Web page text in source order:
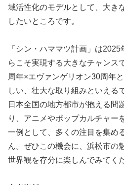
域活性化のモデルとして、大き
したいところです。
「シン・ハママツ計画」は
らこそ実現する大きなチャンス
周年×エヴァンゲリオン30周年
しい、壮大な取り組みといえる
日本全国の地方都市が抱える問
り、アニメやポップカルチャー
一例として、多くの注目を集め
ん。ぜひこの機会に、浜松市の
世界観を存分に楽しんでみてく